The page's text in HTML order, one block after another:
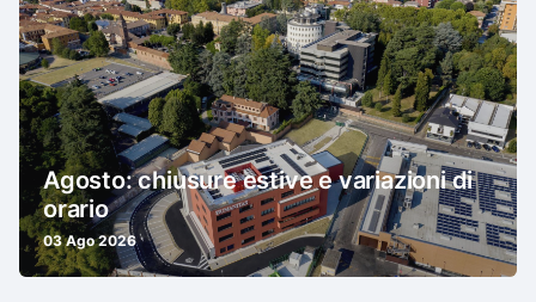
Agosto: chiusure estive e variazioni di
orario
03 Ago 2026